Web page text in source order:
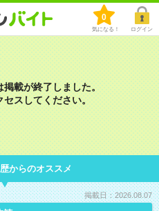
0
気になる！ ログイン
載が終了しました。
スしてください。
からのオススメ
掲載日：2026.08.07